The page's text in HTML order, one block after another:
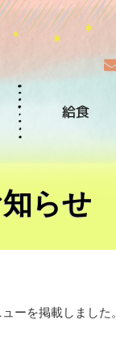
らせ
ーを掲載しました。